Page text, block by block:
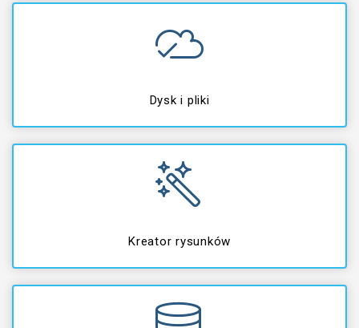
Dysk i pliki
Kreator rysunków